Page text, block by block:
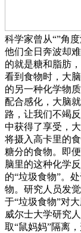
科学家曾从“”角
他们全日奔波却
的就是糖和脂肪
看到食物时，大
的另一种化学物
配合感化，大脑
路，让我们不竭
中获得了享受，
将摄入高卡里的
糖分的食物。即
脑里的这种化学
的“垃圾食物”。
物。研究人员发
于“垃圾食物”对
威尔士大学研究
取“鼠妈妈”隔离